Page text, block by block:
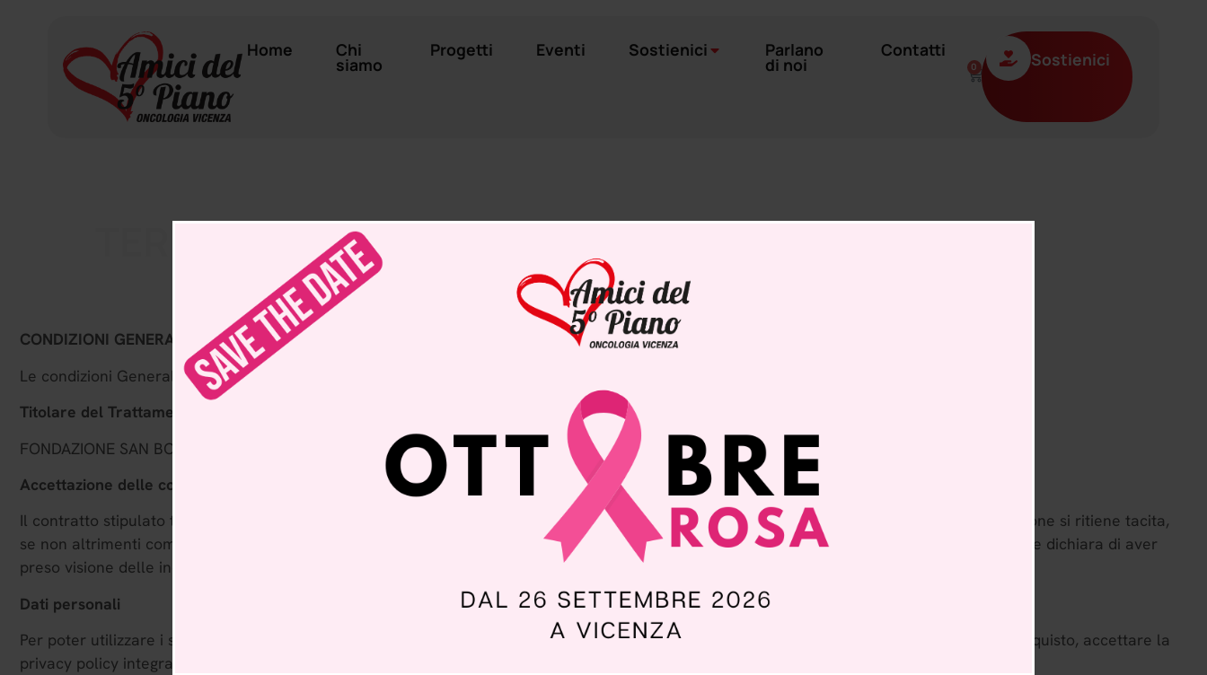
Home Chi
siamo
Progetti Eventi Sostienici Parlano
di noi
Contatti
0 Sostienici
TERMINI E CONDIZIONI DI VENDITA
CONDIZIONI GENERALI DI VENDITA
Le condizioni Generali di Vendita
Titolare del Trattamento dei Dati
FONDAZIONE SAN BORTOLO ONLUS – Strada Marosticana 6/8 – 36100 VICENZA – CF 95099690240
Accettazione delle condizioni di vendita
Il contratto stipulato tra FONDAZIONE SAN BORTOLO ONLUS ed il Cliente deve intendersi concluso con l’accettazione dell’ordine. L’accettazione si ritiene tacita,
se non altrimenti comunicato tempestivamente con qualsiasi modalità al Cliente. Effettuando un ordine nelle varie modalità previste, il Cliente dichiara di aver
preso visione delle indicazioni fornite durante la procedura d’acquisto e di accettare le condizioni di seguito trascritte.
Dati personali
Per poter utilizzare i servizi di
, gli utenti devono fornire, in modo veritiero e completo, i dati richiesti nel form di acquisto, accettare la
privacy policy integralmente e le presenti condizioni generali.